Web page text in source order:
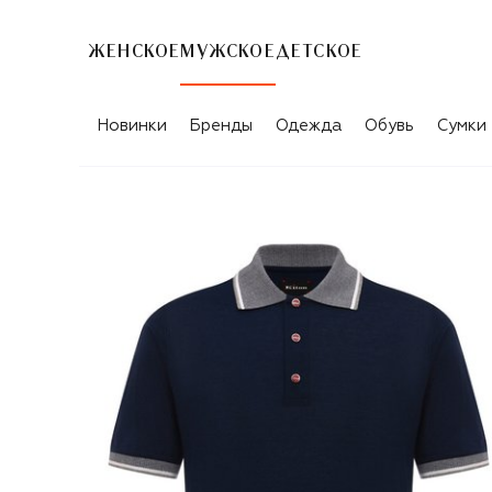
ЖЕНСКОЕ МУЖСКОЕ ДЕТСКОЕ
Новинки Бренды Одежда Обувь Сумки